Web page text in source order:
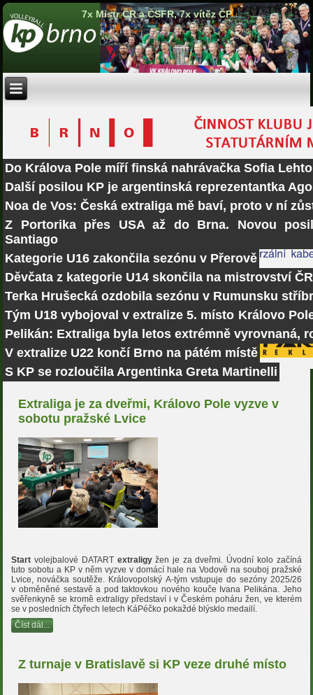
7x Mistr ČR a ČSFR, 7x vítěz ČP
Do Králova Pole míří finská nahrávačka Sofia Lehto
Další posilou KP je argentinská reprezentantka
Noa de Vos: Česká extraliga mě baví, proto v ní
Z Portorika přes USA až do Brna. Novou
Santiago
Kategorie U16 zakončila sezónu v Přerově
Děvčata z kategorie U14 skončila na mistrovství
Terka Hrušecká ozdobila sezónu v Rumunsku
Tým U18 vybojoval v extralize 5. místo Královo
Pelikán: Extraliga byla letos extrémně vyrovnaná,
V extralize U22 končí Brno na pátém místě
S KP se rozloučila Argentinka Greta Martinelli
Extraliga je za dveřmi, Královo Pole vyzve v
sobotu pražské Lvice
Start volejbalové DATART extraligyžen je za dveřmi. Úvodní kolo začíná
tuto sobotu a KP v něm vyzve v domácí hale na Vodově na souboj pražské
Lvice, nováčka soutěže. Královopolský A-tým vstupuje do sezóny 2025/26
v obměněné sestavě a pod taktovkou nového kouče Ivana Pelikána. Jeho
svěřenkyně se kromě extraligy představí i v Českém poháru žen, ve kterém
se v posledních čtyřech letech KáPéčko pokaždé blýsklo medailí.
Číst dál...
Z turnaje v Bratislavě si KP veze druhé místo